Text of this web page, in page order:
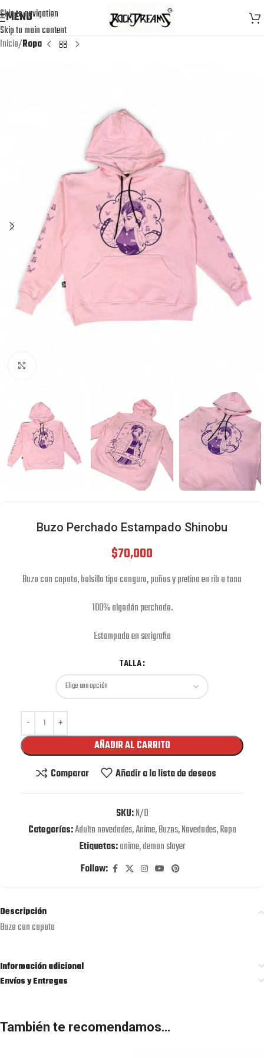
Skip to navigation
Skip to main content
MENU
Inicio Ropa
Buzo Perchado Estampado Shinobu
$70,000
Buzo con capota, bolsillo tipo canguro, puños y pretina en rib a tono
100% algodón perchado.
Estampado en serigrafia
TALLA
AÑADIR AL CARRITO
Comparar
Añadir a la lista de deseos
SKU:N/D
Categorías:Adulto novedades,Anime,Buzos,Novedades,Ropa
Etiquetas:anime,demon slayer
Follow:
Descripción
Buzo con capota
Información adicional
Envíos y Entregas
También te recomendamos…